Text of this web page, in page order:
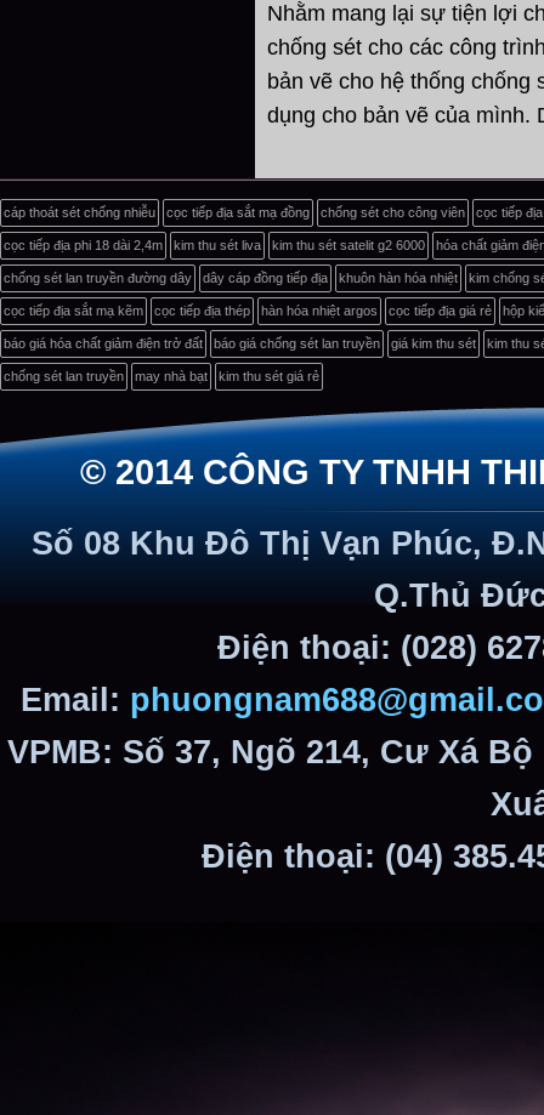
Nhằm mang lại sự tiện lợi
chống sét cho các công
bản vẽ cho hệ thống chống
dụng cho bản vẽ của mình.
cáp thoát sét chống nhiễu cọc tiếp địa sắt mạ đồng chống sét cho công viên cọc tiếp
cọc tiếp địa phi 18 dài 2,4m kim thu sét liva kim thu sét satelit g2 6000 hóa chất giảm
chống sét lan truyền đường dây dây cáp đồng tiếp địa khuôn hàn hóa nhiệt kim chống
cọc tiếp địa sắt mạ kẽm cọc tiếp địa thép hàn hóa nhiệt argos cọc tiếp địa giá rẻ hộp
báo giá hóa chất giảm điện trở đất báo giá chống sét lan truyền giá kim thu sét kim thu
chống sét lan truyền may nhà bạt kim thu sét giá rẻ
© 2014 CÔNG TY TNHH
Số 08 Khu Đô Thị Vạn Phúc,
Q.Thủ
Điện thoại: (028)
Email:
VPMB: Số 37, Ngõ 214, Cư Xá
Điện thoại: (04)